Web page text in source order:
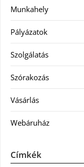
Munkahely
Pályázatok
Szolgálatás
Szórakozás
Vásárlás
Webáruház
Címkék